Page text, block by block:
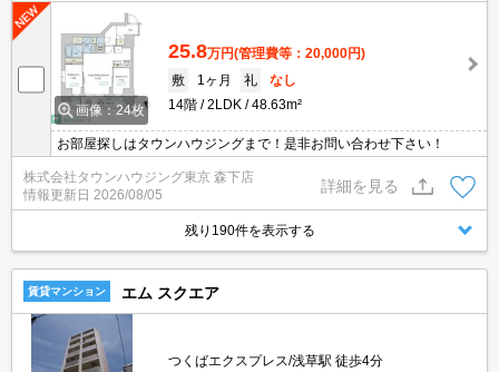
画像：24枚
25.8万円(管理費等：20,000円)
敷
1ヶ月 礼
なし
14階
2LDK 48.63m²
お部屋探しはタウンハウジングまで！是非お問い合わせ下さい！
株式会社タウンハウジング東京 森下店
情報更新日 2026/08/05
詳細を見る
残り190件を表示する
賃貸マンション エム スクエア
つくばエクスプレス/浅草駅 徒歩4分